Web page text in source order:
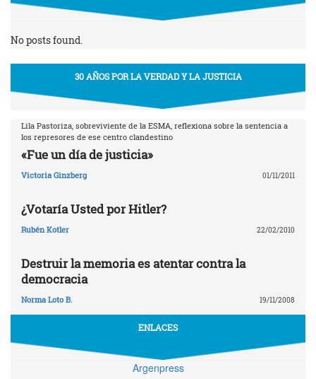
No posts found.
30 AÑOS POR LA VERDAD Y LA JUSTICIA
Lila Pastoriza, sobreviviente de la ESMA, reflexiona sobre la sentencia a
los represores de ese centro clandestino
«Fue un día de justicia»
Victoria Ginzberg 01/11/2011
¿Votaría Usted por Hitler?
Rubén Kotler 22/02/2010
Destruir la memoria es atentar contra la
democracia
Norma Loto B. 19/11/2008
ENLACES
Argenpress